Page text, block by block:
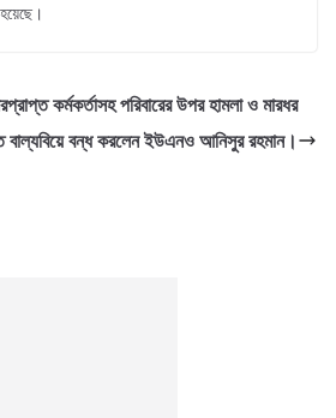
কর্মকর্তাসহ পরিবারের উপর হামলা ও মারধর
বাল্যবিয়ে বন্ধ করলেন ইউএনও আনিসুর রহমান।